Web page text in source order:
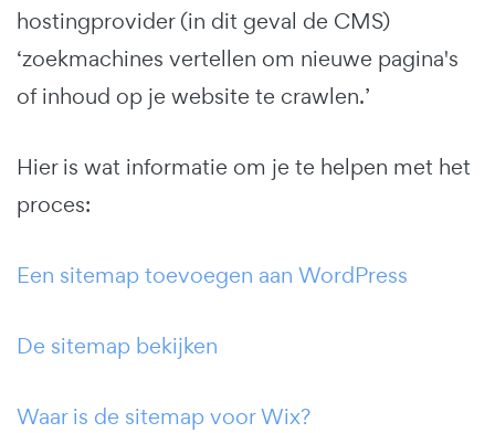
hostingprovider (in dit geval de CMS)
‘zoekmachines vertellen om nieuwe pagina's
of inhoud op je website te crawlen.’
Hier is wat informatie om je te helpen met het
proces:
Een sitemap toevoegen aan WordPress
De sitemap bekijken
Waar is de sitemap voor Wix?